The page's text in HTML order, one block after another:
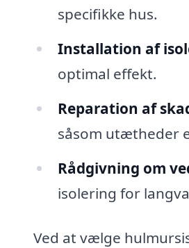
specifikke hus.
Installation af
optimal effekt.
Reparation af
såsom utætheder
Rådgivning om
isolering for
Ved at vælge